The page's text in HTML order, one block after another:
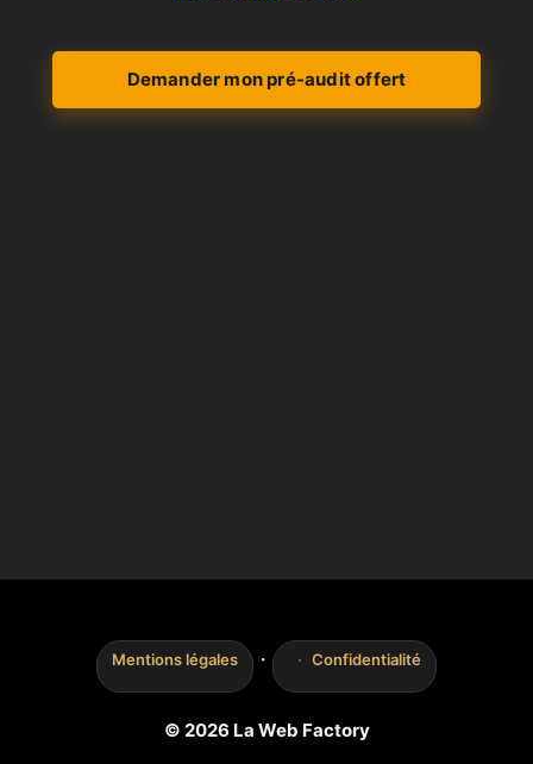
Demander mon pré-audit offert
Mentions légales · Confidentialité
© 2026 La Web Factory